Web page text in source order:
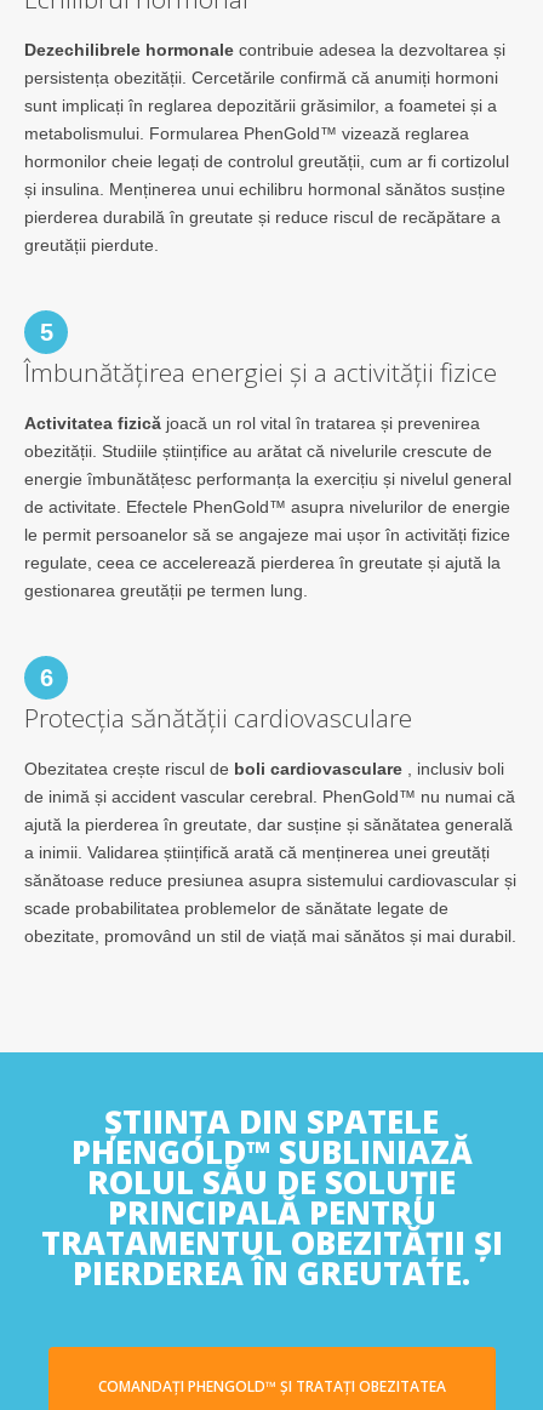
Dezechilibrele hormonale contribuie adesea la dezvoltarea și
persistența obezității. Cercetările confirmă că anumiți hormoni
sunt implicați în reglarea depozitării grăsimilor, a foametei și a
metabolismului. Formularea PhenGold™ vizează reglarea
hormonilor cheie legați de controlul greutății, cum ar fi cortizolul
și insulina. Menținerea unui echilibru hormonal sănătos susține
pierderea durabilă în greutate și reduce riscul de recăpătare a
greutății pierdute.
5
Îmbunătățirea energiei și a activității fizice
Activitatea fizică joacă un rol vital în tratarea și prevenirea
obezității. Studiile științifice au arătat că nivelurile crescute de
energie îmbunătățesc performanța la exercițiu și nivelul general
de activitate. Efectele PhenGold™ asupra nivelurilor de energie
le permit persoanelor să se angajeze mai ușor în activități fizice
regulate, ceea ce accelerează pierderea în greutate și ajută la
gestionarea greutății pe termen lung.
6
Protecția sănătății cardiovasculare
Obezitatea crește riscul de boli cardiovasculare , inclusiv boli
de inimă și accident vascular cerebral. PhenGold™ nu numai că
ajută la pierderea în greutate, dar susține și sănătatea generală
a inimii. Validarea științifică arată că menținerea unei greutăți
sănătoase reduce presiunea asupra sistemului cardiovascular și
scade probabilitatea problemelor de sănătate legate de
obezitate, promovând un stil de viață mai sănătos și mai durabil.
ȘTIINȚA DIN SPATELE
PHENGOLD™ SUBLINIAZĂ
ROLUL SĂU DE SOLUȚIE
PRINCIPALĂ PENTRU
TRATAMENTUL OBEZITĂȚII ȘI
PIERDEREA ÎN GREUTATE.
COMANDAȚI PHENGOLD™ ȘI TRATAȚI OBEZITATEA